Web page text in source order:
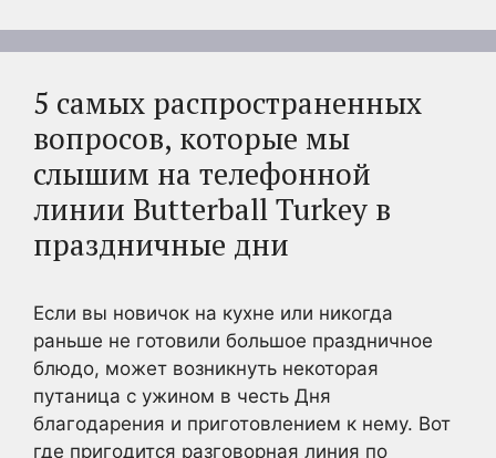
5 самых распространенных
вопросов, которые мы
слышим на телефонной
линии Butterball Turkey в
праздничные дни
Если вы новичок на кухне или никогда
раньше не готовили большое праздничное
блюдо, может возникнуть некоторая
путаница с ужином в честь Дня
благодарения и приготовлением к нему. Вот
где пригодится разговорная линия по